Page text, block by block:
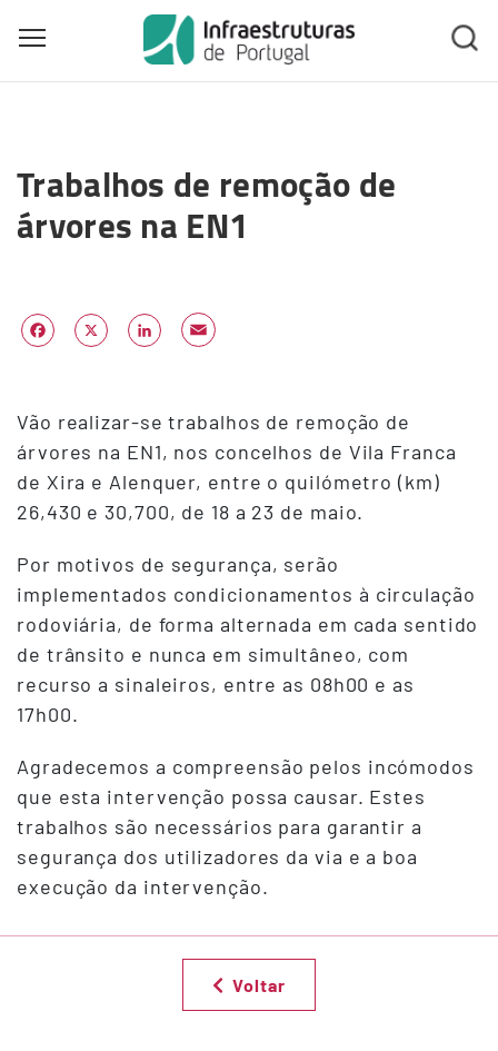
main
content
Toggle main menu visibility
Trabalhos de remoção de
árvores na EN1
Facebook
X LinkedIn
Vão realizar-se trabalhos de remoção de
árvores na EN1, nos concelhos de Vila Franca
de Xira e Alenquer, entre o quilómetro (km)
26,430 e 30,700, de 18 a 23 de maio.
Por motivos de segurança, serão
implementados condicionamentos à circulação
rodoviária, de forma alternada em cada sentido
de trânsito e nunca em simultâneo, com
recurso a sinaleiros, entre as 08h00 e as
17h00.
Agradecemos a compreensão pelos incómodos
que esta intervenção possa causar. Estes
trabalhos são necessários para garantir a
segurança dos utilizadores da via e a boa
execução da intervenção.
Voltar